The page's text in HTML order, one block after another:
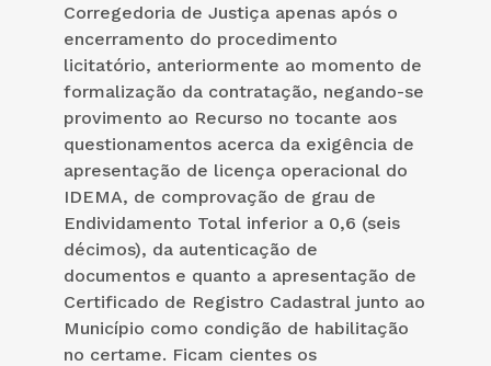
Corregedoria de Justiça apenas após o
encerramento do procedimento
licitatório, anteriormente ao momento de
formalização da contratação, negando-se
provimento ao Recurso no tocante aos
questionamentos acerca da exigência de
apresentação de licença operacional do
IDEMA, de comprovação de grau de
Endividamento Total inferior a 0,6 (seis
décimos), da autenticação de
documentos e quanto a apresentação de
Certificado de Registro Cadastral junto ao
Município como condição de habilitação
no certame. Ficam cientes os